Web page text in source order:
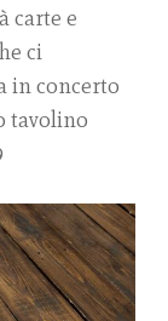
carte e
ci
in concerto
tavolino